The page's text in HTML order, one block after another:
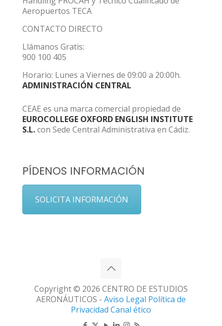
Aeropuertos TECA
CONTACTO DIRECTO
Llámanos Gratis:
900 100 405
Horario: Lunes a Viernes de 09:00 a 20:00h.
ADMINISTRACIÓN CENTRAL
CEAE es una marca comercial propiedad de
EUROCOLLEGE OXFORD ENGLISH INSTITUTE
S.L.con Sede Central Administrativa en Cádiz.
PÍDENOS INFORMACIÓN
SOLICITA INFORMACIÓN
Copyright © 2026 CENTRO DE ESTUDIOS
AERONÁUTICOS - Aviso Legal Política de
Privacidad Canal ético